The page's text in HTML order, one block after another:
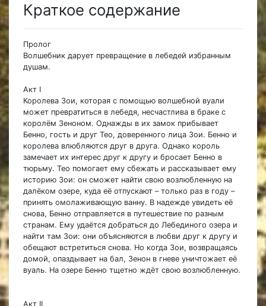
Краткое содержание
Пролог
Волшебник дарует превращение в лебедей избранным
душам.
Акт I
Королева Зои, которая с помощью волшебной вуали
может превратиться в лебедя, несчастлива в браке с
королём Зеноном. Однажды в их замок прибывает
Бенно, гость и друг Тео, доверенного лица Зои. Бенно и
королева влюбляются друг в друга. Однако король
замечает их интерес друг к другу и бросает Бенно в
тюрьму. Тео помогает ему сбежать и рассказывает ему
историю Зои: он сможет найти свою возлюбленную на
далёком озере, куда её отпускают – только раз в году –
принять омолаживающую ванну. В надежде увидеть её
снова, Бенно отправляется в путешествие по разным
странам. Ему удаётся добраться до Лебединого озера и
найти там Зои: они объясняются в любви друг к другу и
обещают встретиться снова. Но когда Зои, возвращаясь
домой, опаздывает на бал, Зенон в гневе уничтожает её
вуаль. На озере Бенно тщетно ждёт свою возлюбленную.
Акт II